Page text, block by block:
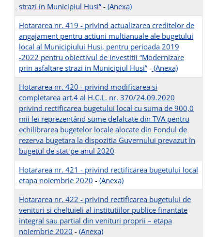
strazi in Municipiul Husi” - (Anexa)
Hotararea nr. 419 - privind actualizarea creditelor de
angajament pentru actiuni multianuale ale bugetului
local al Municipiului Husi, pentru perioada 2019
-2022 pentru obiectivul de investitii “Modernizare
prin asfaltare strazi in Municipiul Husi” - (Anexa)
Hotararea nr. 420 - privind modificarea si
completarea art.4 al H.C.L. nr. 370/24.09.2020
privind rectificarea bugetului local cu suma de 900,0
mii lei reprezentând sume defalcate din TVA pentru
echilibrarea bugetelor locale alocate din Fondul de
rezerva bugetara la dispozitia Guvernului prevazut în
bugetul de stat pe anul 2020
Hotararea nr. 421 - privind rectificarea bugetului local
etapa noiembrie 2020 - (Anexa)
Hotararea nr. 422 - privind rectificarea bugetului de
venituri si cheltuieli al institutiilor publice finantate
integral sau partial din venituri proprii – etapa
noiembrie 2020 - (Anexa)